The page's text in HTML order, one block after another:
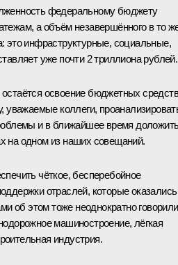
федеральному бюджету
а объём незавершённого в то
это инфраструктурные, социальные,
уже почти 2 триллиона рублей.
освоение бюджетных средств
уважаемые коллеги,
и в ближайшее время
на одном из наших совещаний.
чёткое, бесперебойное
отраслей, которые оказались
об этом тоже неоднократно
машиностроение, лёгкая
индустрия.